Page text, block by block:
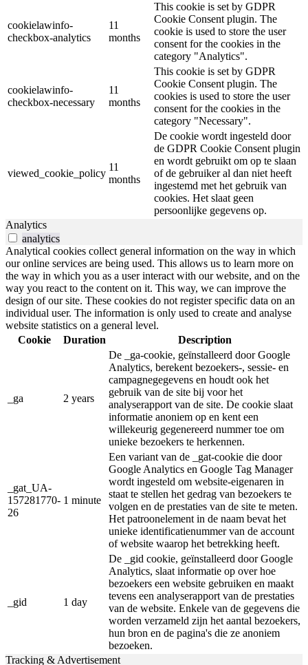
cookielawinfo-
checkbox-analytics
11
months
This cookie is set by GDPR
Cookie Consent plugin. The
cookie is used to store the user
consent for the cookies in the
category "Analytics".
cookielawinfo-
checkbox-necessary
11
months
This cookie is set by GDPR
Cookie Consent plugin. The
cookies is used to store the user
consent for the cookies in the
category "Necessary".
viewed_cookie_policy
11
months
De cookie wordt ingesteld door
de GDPR Cookie Consent plugin
en wordt gebruikt om op te slaan
of de gebruiker al dan niet heeft
ingestemd met het gebruik van
cookies. Het slaat geen
persoonlijke gegevens op.
Analytics
analytics
Analytical cookies collect general information on the way in which
our online services are being used. This allows us to learn more on
the way in which you as a user interact with our website, and on the
way you react to the content on it. This way, we can improve the
design of our site. These cookies do not register specific data on an
individual user. The information is only used to create and analyse
website statistics on a general level.
Cookie
Duration Description
_ga 2 years
De _ga-cookie, geïnstalleerd door Google
Analytics, berekent bezoekers-, sessie- en
campagnegegevens en houdt ook het
gebruik van de site bij voor het
analyserapport van de site. De cookie slaat
informatie anoniem op en kent een
willekeurig gegenereerd nummer toe om
unieke bezoekers te herkennen.
_gat_UA-
157281770-
26
1 minute
Een variant van de _gat-cookie die door
Google Analytics en Google Tag Manager
wordt ingesteld om website-eigenaren in
staat te stellen het gedrag van bezoekers te
volgen en de prestaties van de site te meten.
Het patroonelement in de naam bevat het
unieke identificatienummer van de account
of website waarop het betrekking heeft.
_gid 1 day
De _gid cookie, geïnstalleerd door Google
Analytics, slaat informatie op over hoe
bezoekers een website gebruiken en maakt
tevens een analyserapport van de prestaties
van de website. Enkele van de gegevens die
worden verzameld zijn het aantal bezoekers,
hun bron en de pagina's die ze anoniem
bezoeken.
Tracking & Advertisement